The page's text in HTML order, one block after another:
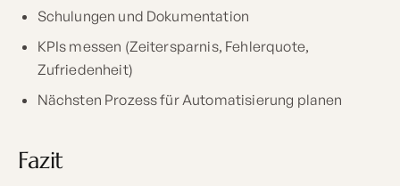
Schulungen und Dokumentation
KPIs messen (Zeitersparnis, Fehlerquote,
Zufriedenheit)
Nächsten Prozess für Automatisierung planen
Fazit